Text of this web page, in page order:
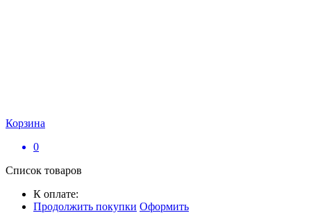
Корзина
0
Список товаров
К оплате:
Продолжить покупки Оформить